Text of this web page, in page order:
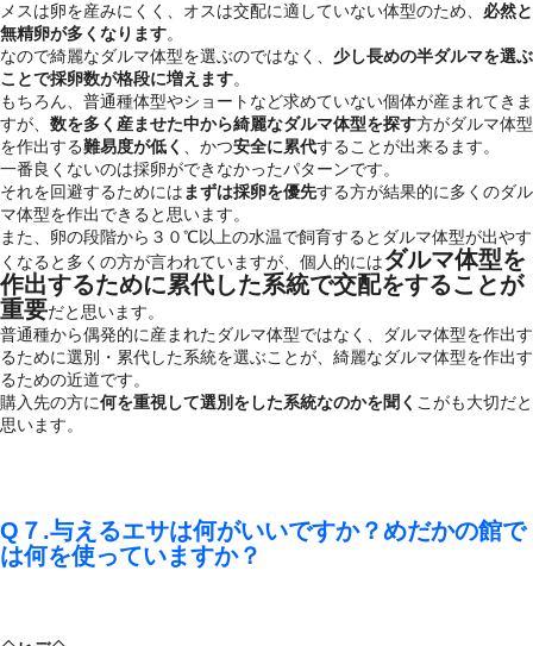
メスは卵を産みにくく、オスは交配に適していない体型のため、 必然と
無精卵が多くなります。
なので綺麗なダルマ体型を選ぶのではなく、 少し長めの半ダルマを選ぶ
ことで採卵数が格段に増えます。
もちろん、普通種体型やショートなど求めていない個体が産まれてきま
すが、 数を多く産ませた中から綺麗なダルマ体型を探す方がダルマ体型
を作出する難易度が低く 、かつ安全に累代することが出来るます。
一番良くないのは採卵ができなかったパターンです。
それを回避するためにはまずは採卵を優先する方が結果的に多くのダル
マ体型を作出できると思います。
また、卵の段階から３０℃以上の水温で飼育するとダルマ体型が出やす
くなると多くの方が言われていますが、個人的にはダルマ体型を
作出するために累代した系統で交配をすることが
重要だと思います。
普通種から偶発的に産まれたダルマ体型ではなく、ダルマ体型を作出す
るために選別・累代した系統を選ぶことが、綺麗なダルマ体型を作出す
るための近道です。
購入先の方に何を重視して選別をした系統なのかを聞く こがも大切だと
思います。
Q７.与えるエサは何がいいですか？めだかの館で
は何を使っていますか？